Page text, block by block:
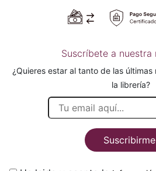
Suscríbete a nuestra
¿Quieres estar al tanto de las
la librería?
Suscribirme